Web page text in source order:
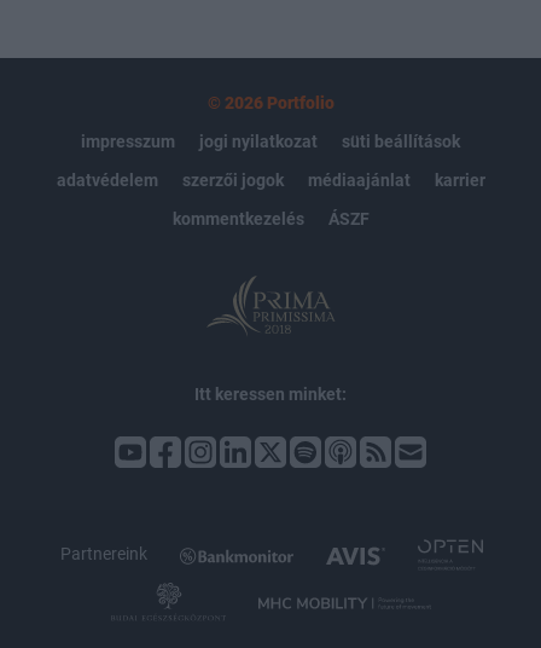
© 2026 Portfolio
impresszum
jogi nyilatkozat
süti beállítások
adatvédelem
szerzői jogok médiaajánlat
karrier
kommentkezelés
ÁSZF
Itt keressen minket:
Partnereink